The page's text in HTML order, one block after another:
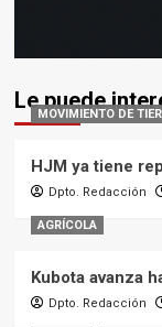
Le puede
MOVIMIENTO DE
HJM ya tiene
Dpto. Redacción
AGRÍCOLA
Kubota avanza
Dpto. Redacción